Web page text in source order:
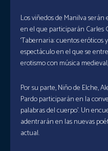
Los viñedos de Manilva
en el que participarán Carles
‘Tabernaria: cuentos eróticos
espectáculo en el que se
erotismo con música
Por su parte, Niño de Elche,
Pardo participarán en la
palabras del cuerpo’. Un
adentrarán en las nuevas
actual.